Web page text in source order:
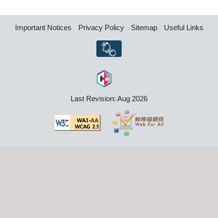
Important Notices Privacy Policy Sitemap Useful Links
Last Revision: Aug 2026